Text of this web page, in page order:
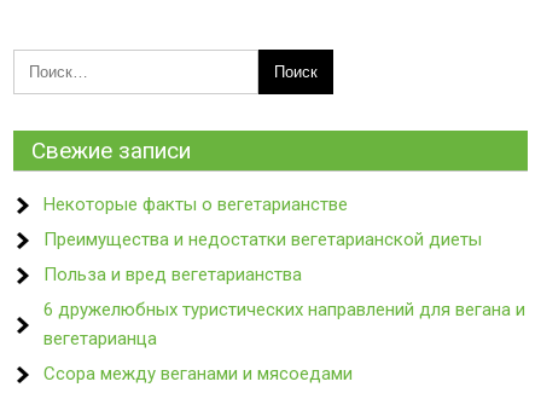
Свежие записи
Некоторые факты о вегетарианстве
Преимущества и недостатки вегетарианской диеты
Польза и вред вегетарианства
6 дружелюбных туристических направлений для вегана и
вегетарианца
Ссора между веганами и мясоедами